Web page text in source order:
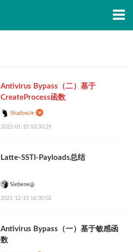
Antivirus Bypass（二）基于
CreateProcess函数
ShadowJe
2022-01-10 10:30:29
Latte-SSTI-Payloads总结
Siebene@
2021-12-13 16:30:02
Antivirus Bypass（一）基于敏感函
数